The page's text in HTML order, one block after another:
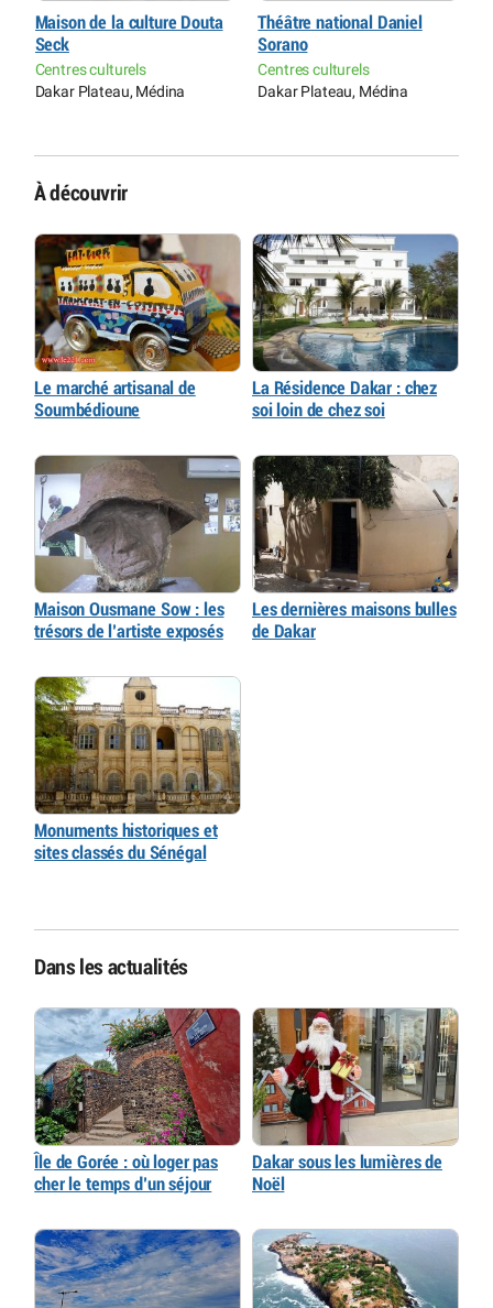
Maison de la culture Douta
Seck
Centres culturels
Dakar Plateau, Médina
Théâtre national Daniel
Sorano
Centres culturels
Dakar Plateau, Médina
À découvrir
Le marché artisanal de
Soumbédioune
La Résidence Dakar : chez
soi loin de chez soi
Maison Ousmane Sow : les
trésors de l’artiste exposés
Les dernières maisons bulles
de Dakar
Monuments historiques et
sites classés du Sénégal
Dans les actualités
Île de Gorée : où loger pas
cher le temps d’un séjour
Dakar sous les lumières de
Noël